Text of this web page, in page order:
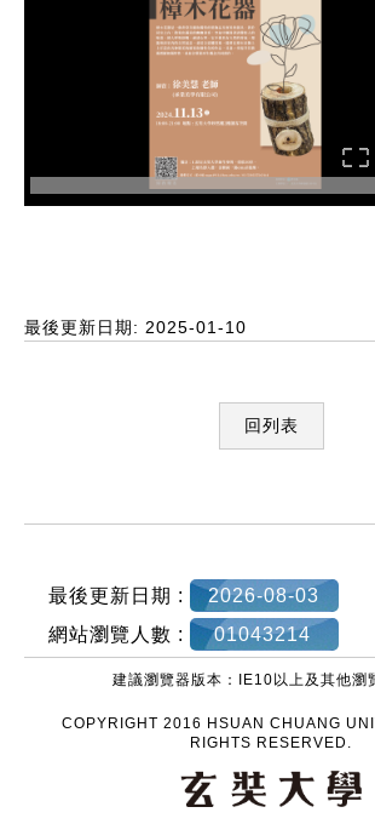
最後更新日期: 2025-01-10
回列表
最後更新日期 :
2026-08-03
網站瀏覽人數 :
01043214
建議瀏覽器版本：IE10以上及其他瀏
COPYRIGHT 2016 HSUAN CHUANG
RIGHTS RESERVED.